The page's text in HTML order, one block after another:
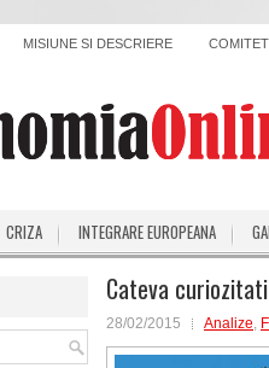
MISIUNE SI DESCRIERE
CRIZA INTEGRARE EUROPEANA
Cateva
28/02/2015 Analize,